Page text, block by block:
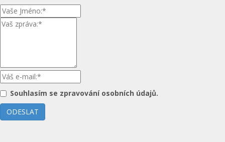
Souhlasím se zpravování osobních údajů.
ODESLAT